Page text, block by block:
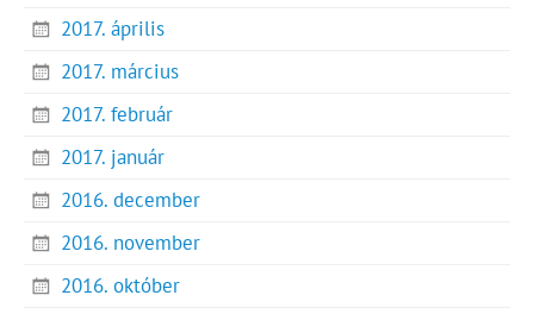
2017. április
2017. március
2017. február
2017. január
2016. december
2016. november
2016. október